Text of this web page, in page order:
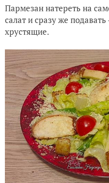
Пармезан натереть на
салат и сразу же
хрустящие.